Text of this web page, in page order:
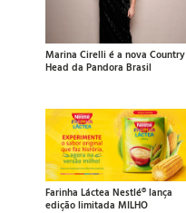
Marina Cirelli é a nova Country
Head da Pandora Brasil
Farinha Láctea Nestlé® lança
edição limitada MILHO